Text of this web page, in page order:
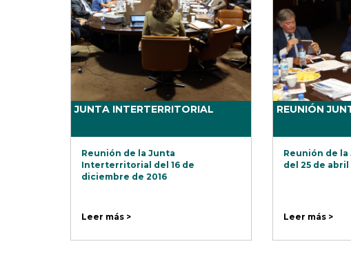
JUNTA INTERTERRITORIAL
Reunión de la Junta
Interterritorial del 16 de
diciembre de 2016
Leer más >
REUNIÓN
Reunión de
del 25 de abril
Leer más >